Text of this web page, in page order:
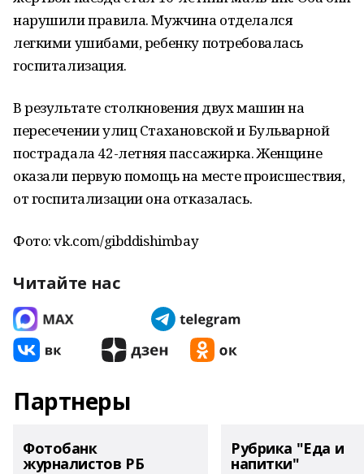
нарушили правила. Мужчина отделался
легкими ушибами, ребенку потребовалась
госпитализация.
В результате столкновения двух машин на
пересечении улиц Стахановской и Бульварной
пострадала 42-летняя пассажирка. Женщине
оказали первую помощь на месте происшествия,
от госпитализации она отказалась.
Фото: vk.com/gibddishimbay
Читайте нас
Партнеры
Фотобанк
журналистов РБ
Рубрика "Еда и
напитки"